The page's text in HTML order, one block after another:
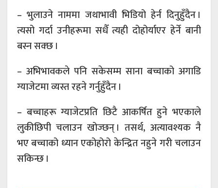
– भुलाउने नाममा जथाभावी भिडियो हेर्न दिनुहुँदैन ।
त्यसो गर्दा उनीहरूमा सधैँ त्यही दोहोर्याएर हेर्ने बानी
बस्न सक्छ ।
– अभिभावकले पनि सकेसम्म साना बच्चाको अगाडि
ग्याजेटमा व्यस्त रहने गर्नुहुँदैन ।
– बच्चाहरू ग्याजेटप्रति छिटै आकर्षित हुने भएकाले
लुकीछिपी चलाउन खोज्छन् । तसर्थ, अत्यावश्यक नै
भए बच्चाको ध्यान एकोहोरो केन्द्रित नहुने गरी चलाउन
सकिन्छ ।